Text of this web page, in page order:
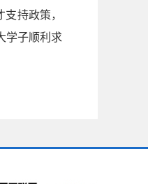
持政策，
学子顺利求